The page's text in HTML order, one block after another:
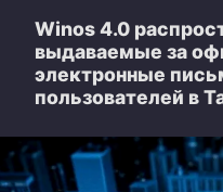
Winos 4.0
выдаваемые за
электронные
пользователей в